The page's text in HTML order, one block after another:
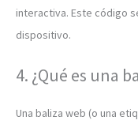
interactiva. Este código
dispositivo.
4. ¿Qué es una
Una baliza web (o una